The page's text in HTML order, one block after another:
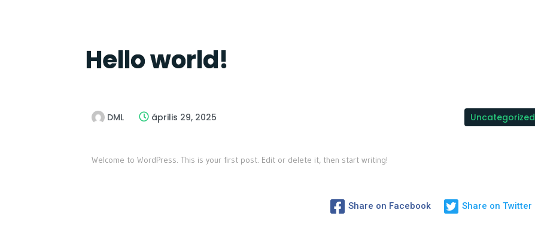
Hello world!
DML április 29, 2025 Uncategorized
Welcome to WordPress. This is your first post. Edit or delete it, then start writing!
Share on Facebook Share on Twitter